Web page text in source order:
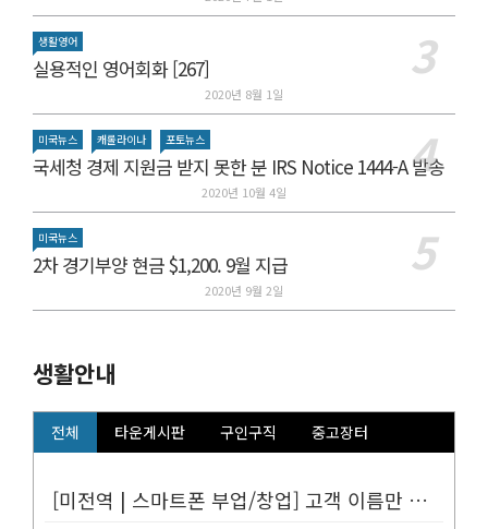
생활영어
실용적인 영어회화 [267]
2020년 8월 1일
미국뉴스 캐롤라이나 포토뉴스
국세청 경제 지원금 받지 못한 분 IRS Notice 1444-A 발송
2020년 10월 4일
미국뉴스
2차 경기부양 현금 $1,200. 9월 지급
2020년 9월 2일
생활안내
전체 타운게시판 구인구직 중고장터
[미전역 | 스마트폰 부업/창업] 고객 이름만 넣으면 평생 연금 20% ...